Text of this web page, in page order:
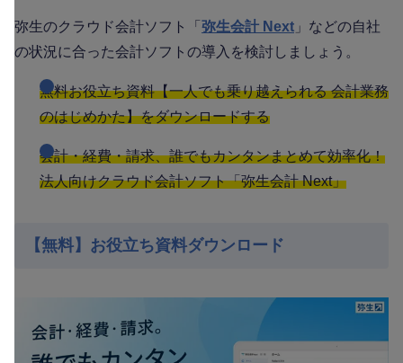
弥生のクラウド会計ソフト「 弥生会計 Next 」などの自社
の状況に合った会計ソフトの導入を検討しましょう。
無料お役立ち資料【一人でも乗り越えられる 会計業務
のはじめかた】をダウンロードする
会計・経費・請求、誰でもカンタンまとめて効率化！
法人向けクラウド会計ソフト「弥生会計 Next」
【無料】お役立ち資料ダウンロード